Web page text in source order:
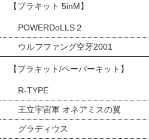
【プラキット 5inM】
POWERDoLLS２
ウルフファング空牙2001
【プラキット/ペーパーキット】
R-TYPE
王立宇宙軍 オネアミスの翼
グラディウス